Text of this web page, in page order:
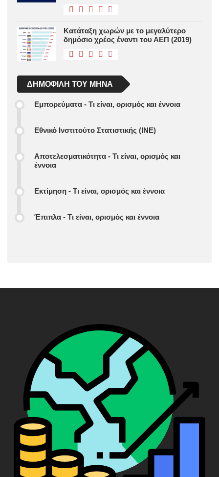
Κατάταξη χωρών με το μεγαλύτερο
δημόσιο χρέος έναντι του ΑΕΠ (2019)
ΔΗΜΟΦΙΛΉ ΤΟΥ ΜΉΝΑ
Εμπορεύματα - Τι είναι, ορισμός και έννοια
Εθνικό Ινστιτούτο Στατιστικής (ΙΝΕ)
Αποτελεσματικότητα - Τι είναι, ορισμός και
έννοια
Εκτίμηση - Τι είναι, ορισμός και έννοια
Έπιπλα - Τι είναι, ορισμός και έννοια